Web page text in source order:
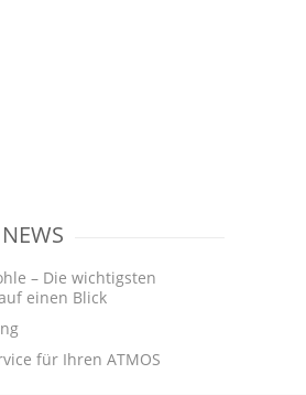
– Die wichtigsten
einen Blick
für Ihren ATMOS